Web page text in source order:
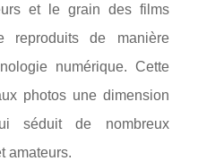
et le grain des films
reproduits de manière
numérique. Cette
photos une dimension
séduit de nombreux
amateurs.